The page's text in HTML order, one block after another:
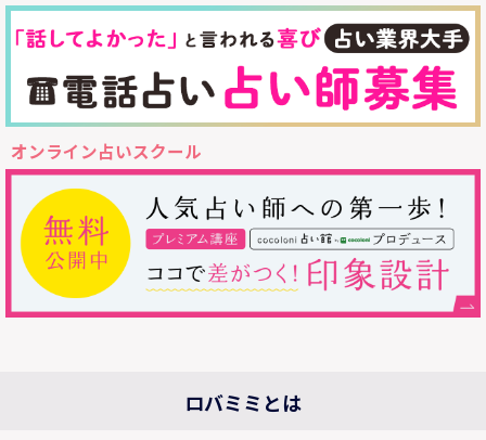
オンライン占いスクール
ロバミミとは